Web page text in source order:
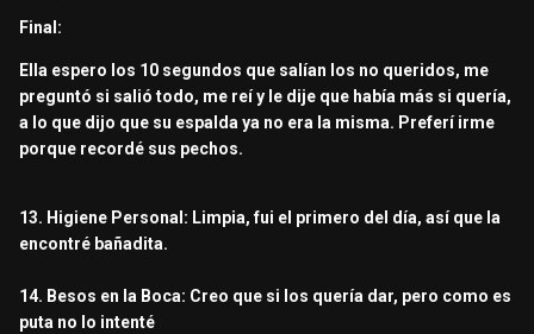
Final:
Ella espero los 10 segundos que salían los no queridos, me
preguntó si salió todo, me reí y le dije que había más si quería,
a lo que dijo que su espalda ya no era la misma. Preferí irme
porque recordé sus pechos.
13. Higiene Personal: Limpia, fui el primero del día, así que la
encontré bañadita.
14. Besos en la Boca: Creo que si los quería dar, pero como es
puta no lo intenté